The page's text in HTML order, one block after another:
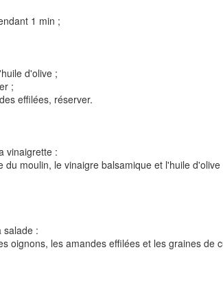
1 min ;
d'olive ;
;
effilées, réserver.
vinaigrette :
moulin, le vinaigre balsamique et l'huile d'olive
salade :
oignons, les amandes effilées et les graines de
aux 3 fromages